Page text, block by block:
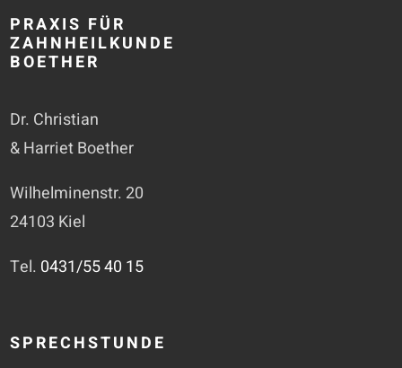
PRAXIS FÜR
ZAHNHEILKUNDE
BOETHER
Dr. Christian
& Harriet Boether
Wilhelminenstr. 20
24103 Kiel
Tel. 0431/55 40 15
SPRECHSTUNDE